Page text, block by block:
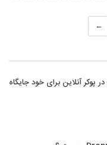
←
پوکر آنلاین برای خود جایگاه